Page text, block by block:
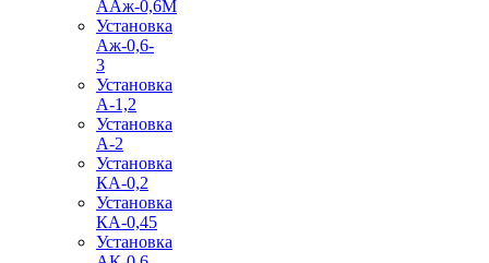
ААж-0,6М
Установка
Аж-0,6-
3
Установка
А-1,2
Установка
А-2
Установка
КА-0,2
Установка
КА-0,45
Установка